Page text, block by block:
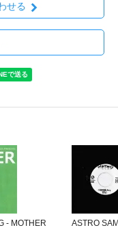
せる
- MOTHER
ASTRO